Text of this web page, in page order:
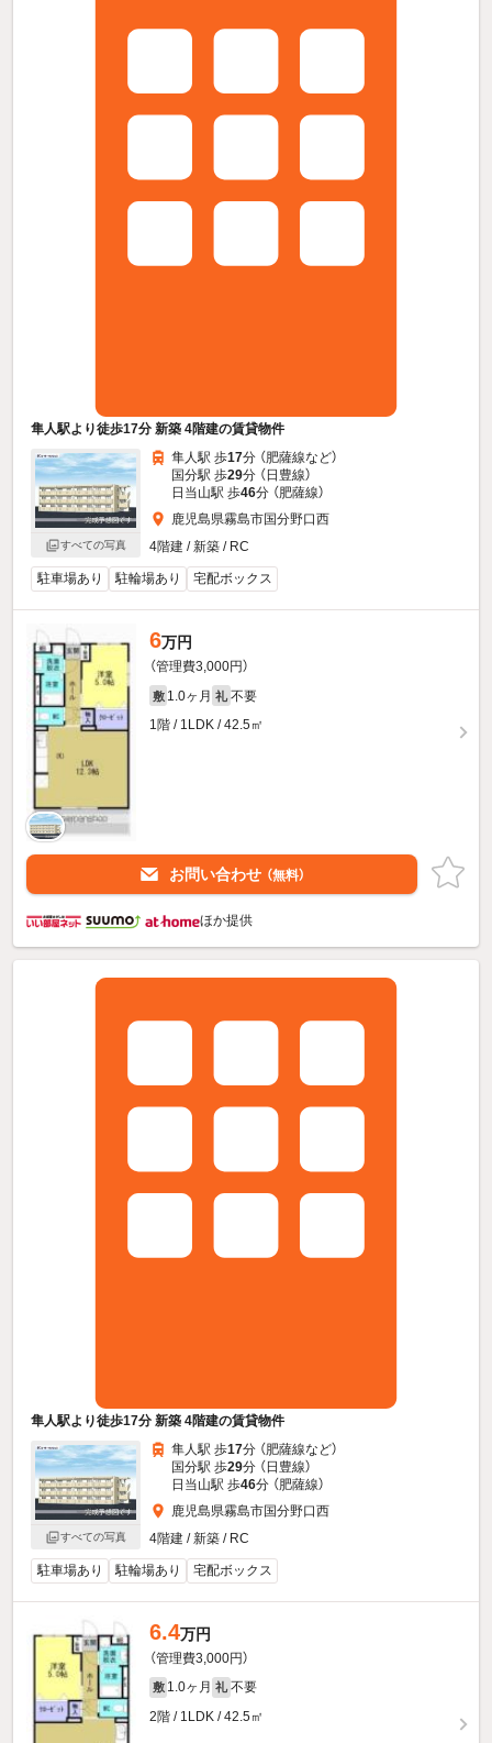
隼人駅より徒歩17分 新築 4階建の賃貸物件
すべての写真
隼人駅 歩17分 （肥薩線など）
国分駅 歩29分 （日豊線）
日当山駅 歩46分 （肥薩線）
鹿児島県霧島市国分野口西
4階建 / 新築 / RC
駐車場あり 駐輪場あり 宅配ボックス
6万円
（管理費3,000円）
敷 1.0ヶ月 礼 不要
1階 / 1LDK / 42.5㎡
お問い合わせ （無料）
ほか提供
隼人駅より徒歩17分 新築 4階建の賃貸物件
すべての写真
隼人駅 歩17分 （肥薩線など）
国分駅 歩29分 （日豊線）
日当山駅 歩46分 （肥薩線）
鹿児島県霧島市国分野口西
4階建 / 新築 / RC
駐車場あり 駐輪場あり 宅配ボックス
6.4万円
（管理費3,000円）
敷 1.0ヶ月 礼 不要
2階 / 1LDK / 42.5㎡